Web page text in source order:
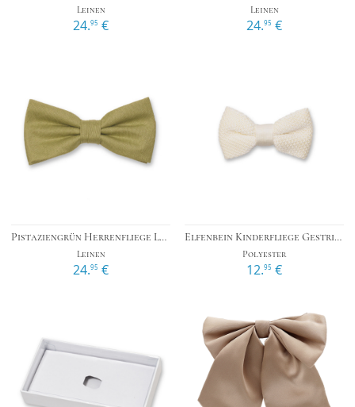
Leinen
24.95 €
Leinen
24.95 €
Pistaziengrün Herrenfliege Leinen
Leinen
24.95 €
Elfenbein Kinderfliege Gestrickt
Polyester
12.95 €